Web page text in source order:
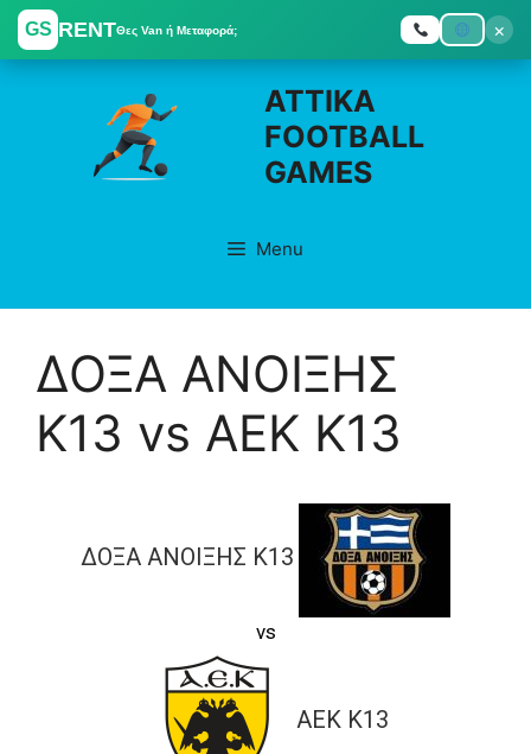
GS RENTΘες Van ή Μεταφορά;
×
Skip
ATTIKA
FOOTBALL
GAMES
Menu
ΔΟΞΑ ΑΝΟΙΞΗΣ
K13 vs ΑΕΚ K13
ΔΟΞΑ ΑΝΟΙΞΗΣ K13
vs
ΑΕΚ K13